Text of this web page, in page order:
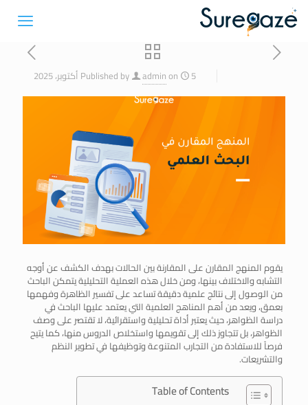
Published by adminon 5 أكتوبر، 2025
يقوم المنهج المقارن على المقارنة بين الحالات بهدف الكشف عن أوجه
التشابه والاختلاف بينها، ومن خلال هذه العملية التحليلية يتمكن الباحث
من الوصول إلى نتائج علمية دقيقة تساعد على تفسير الظاهرة وفهمها
بعمق، ويعد من أهم المناهج العلمية التي يعتمد عليها الباحث في
دراسة الظواهر، حيث يعتبر أداة تحليلية واستقرائية، لا تقتصر على وصف
الظواهر، بل تتجاوز ذلك إلى تقويمها واستخلاص الدروس منها، كما يتيح
فرصاً للاستفادة من التجارب المتنوعة وتوظيفها في تطوير النظم
والتشريعات.
Table of Contents